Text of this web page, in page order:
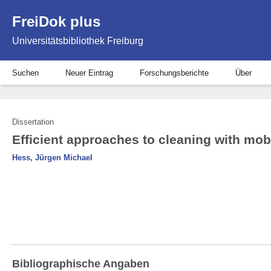
FreiDok plus
Universitätsbibliothek Freiburg
Suchen Neuer Eintrag Forschungsberichte Über
Dissertation
Efficient approaches to cleaning with
Hess, Jürgen Michael
Bibliographische Angaben